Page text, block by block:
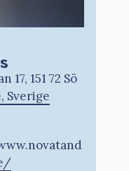
17, 151 72 Sö
Sverige